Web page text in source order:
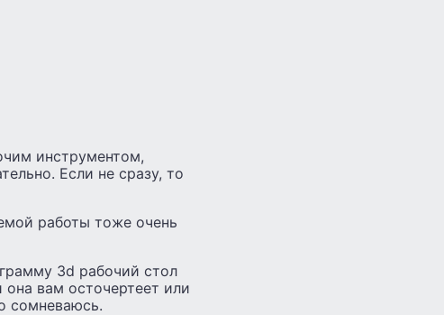
инструментом,
Если не сразу, то
работы тоже очень
3d рабочий стол
вам осточертеет или
сомневаюсь.